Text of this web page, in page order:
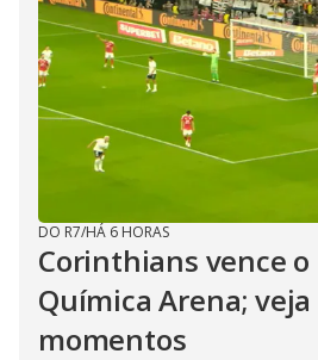
DO R7/HÁ 6 HORAS
Corinthians vence
Química Arena;
momentos